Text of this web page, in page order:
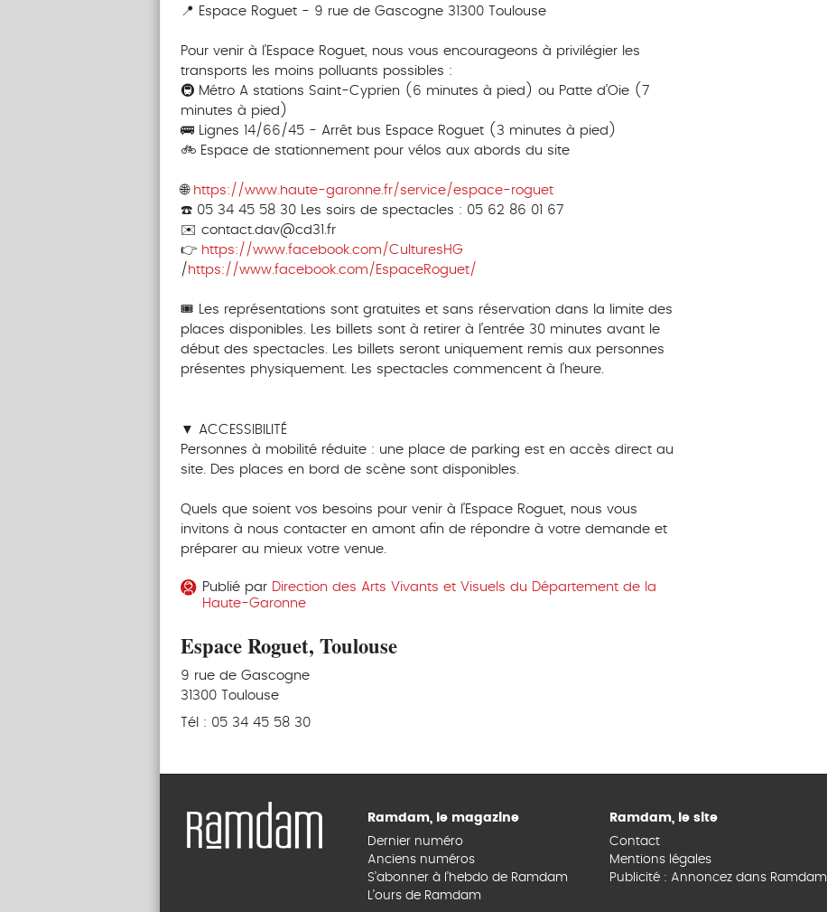
📍 Espace Roguet - 9 rue de Gascogne 31300 Toulouse
Pour venir à l’Espace Roguet, nous vous encourageons à privilégier les
transports les moins polluants possibles :
🚇 Métro A stations Saint-Cyprien (6 minutes à pied) ou Patte d’Oie (7
minutes à pied)
🚌 Lignes 14/66/45 - Arrêt bus Espace Roguet (3 minutes à pied)
🚲 Espace de stationnement pour vélos aux abords du site
🌐 https://www.haute-garonne.fr/service/espace-roguet
☎️ 05 34 45 58 30 Les soirs de spectacles : 05 62 86 01 67
✉️ contact.dav@cd31.fr
👉 https://www.facebook.com/CulturesHG
/ https://www.facebook.com/EspaceRoguet/
🎟️ Les représentations sont gratuites et sans réservation dans la limite des
places disponibles. Les billets sont à retirer à l’entrée 30 minutes avant le
début des spectacles. Les billets seront uniquement remis aux personnes
présentes physiquement. Les spectacles commencent à l’heure.
▼ ACCESSIBILITÉ
Personnes à mobilité réduite : une place de parking est en accès direct au
site. Des places en bord de scène sont disponibles.
Quels que soient vos besoins pour venir à l’Espace Roguet, nous vous
invitons à nous contacter en amont afin de répondre à votre demande et
préparer au mieux votre venue.
Publié par Direction des Arts Vivants et Visuels du Département de la
Haute-Garonne
Espace Roguet, Toulouse
9 rue de Gascogne
31300 Toulouse
Tél : 05 34 45 58 30
Ramdam, le magazine
Dernier numéro
Anciens numéros
S’abonner à l’hebdo de Ramdam
L’ours de Ramdam
Ramdam, le site
Contact
Mentions légales
Publicité : Annoncez dans Ramdam